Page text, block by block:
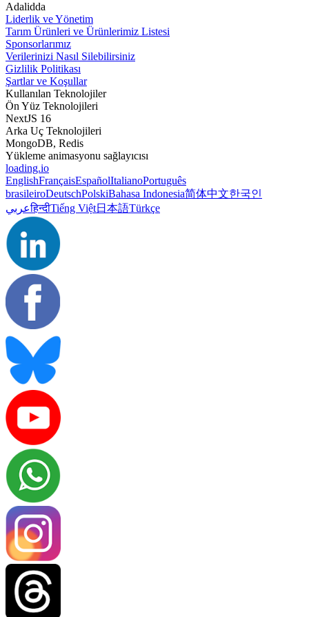
Adalidda
Liderlik ve Yönetim
Tarım Ürünleri ve Ürünlerimiz Listesi
Sponsorlarımız
Verilerinizi Nasıl Silebilirsiniz
Gizlilik Politikası
Şartlar ve Koşullar
Kullanılan Teknolojiler
Ön Yüz Teknolojileri
NextJS 16
Arka Uç Teknolojileri
MongoDB, Redis
Yükleme animasyonu sağlayıcısı
loading.io
EnglishFrançaisEspañolItalianoPortuguês
brasileiroDeutschPolskiBahasa Indonesia简体中文한국인
عربيहिन्दीTiếng Việt日本語Türkçe